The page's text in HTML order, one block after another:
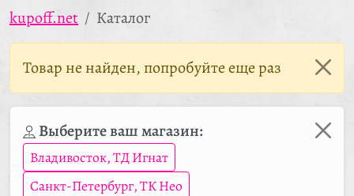
kupoff.net Каталог
Товар не найден, попробуйте еще раз
Выберите ваш магазин:
Владивосток, ТД Игнат
Санкт-Петербург, ТК Нео